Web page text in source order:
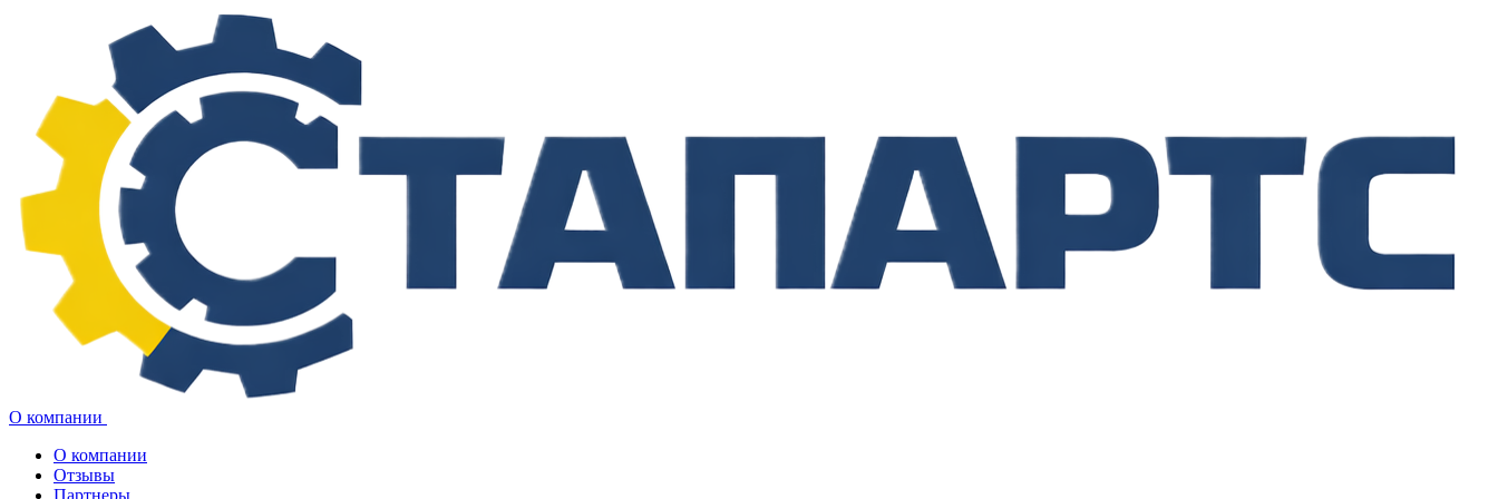
О компании
О компании
Отзывы
Партнеры